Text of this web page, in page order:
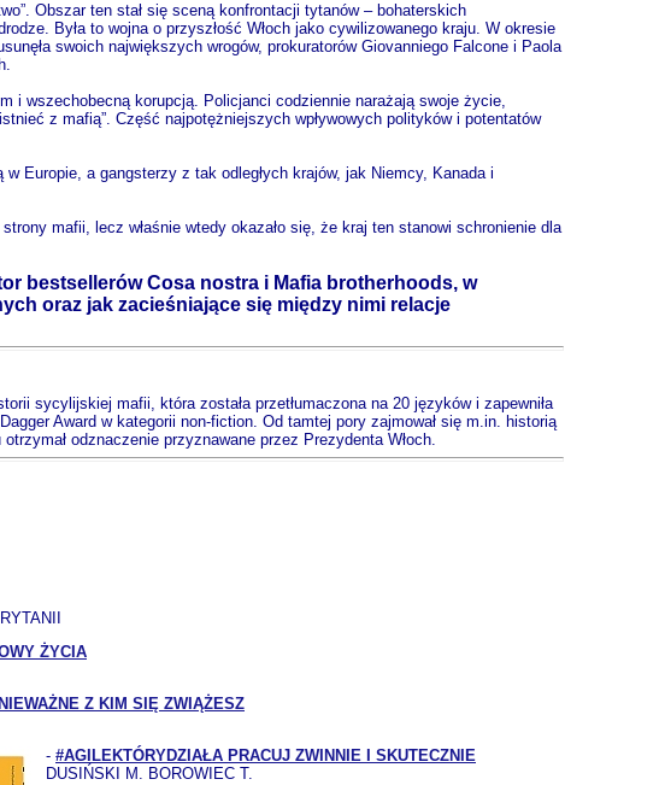
Obszar ten stał się sceną konfrontacji tytanów – bohaterskich
Była to wojna o przyszłość Włoch jako cywilizowanego kraju. W okresie
swoich największych wrogów, prokuratorów Giovanniego Falcone i Paola
i wszechobecną korupcją. Policjanci codziennie narażają swoje życie,
z mafią”. Część najpotężniejszych wpływowych polityków i potentatów
Europie, a gangsterzy z tak odległych krajów, jak Niemcy, Kanada i
mafii, lecz właśnie wtedy okazało się, że kraj ten stanowi schronienie dla
bestsellerów Cosa nostra i Mafia brotherhoods, w
oraz jak zacieśniające się między nimi relacje
sycylijskiej mafii, która została przetłumaczona na 20 języków i zapewniła
Award w kategorii non-fiction. Od tamtej pory zajmował się m.in. historią
odznaczenie przyznawane przez Prezydenta Włoch.
ŻYCIA
Z KIM SIĘ ZWIĄŻESZ
- #AGILEKTÓRYDZIAŁA PRACUJ ZWINNIE I SKUTECZNIE
DUSIŃSKI M. BOROWIEC T.